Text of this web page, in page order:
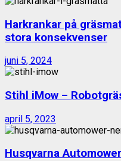
Harkrankar på
stora konsekvenser
juni 5, 2024
Stihl iMow –
april 5, 2023
Husqvarna